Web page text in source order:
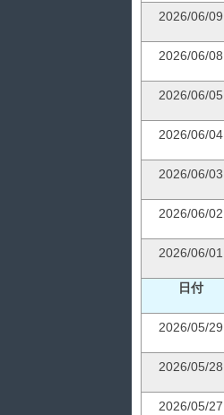
2026/06/09
2026/06/08
2026/06/05
2026/06/04
2026/06/03
2026/06/02
2026/06/01
日付
2026/05/29
2026/05/28
2026/05/27